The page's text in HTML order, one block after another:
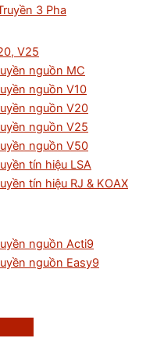
3 Pha
V25
nguồn MC
nguồn V10
nguồn V20
nguồn V25
nguồn V50
tín hiệu LSA
tín hiệu RJ & KOAX
nguồn Acti9
nguồn Easy9